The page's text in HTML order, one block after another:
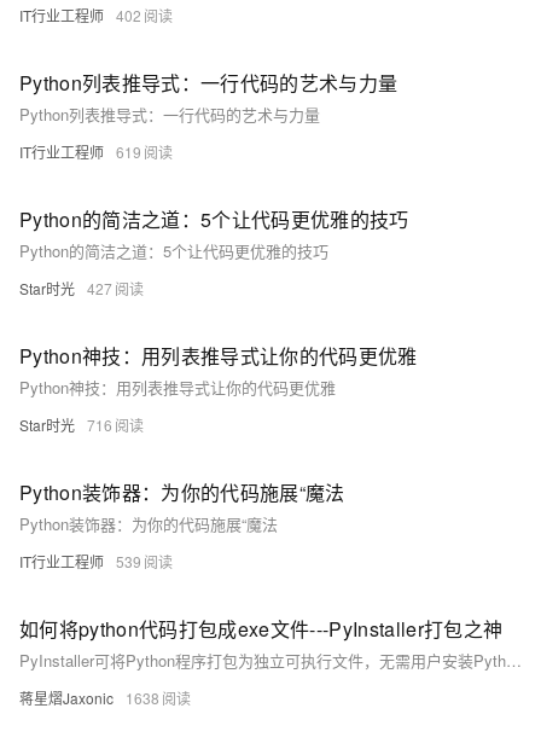
IT行业工程师 402
Python列表推导式：一行代码的艺术与力量
Python列表推导式：一行代码的艺术与力量
IT行业工程师 619
Python的简洁之道：5个让代码更优雅的技巧
Python的简洁之道：5个让代码更优雅的技巧
Star时光 427
Python神技：用列表推导式让你的代码更优雅
Python神技：用列表推导式让你的代码更优雅
Star时光 716
Python装饰器：为你的代码施展“魔法
Python装饰器：为你的代码施展“魔法
IT行业工程师 539
如何将python代码打包成exe文件---PyInstaller打包之神
PyInstaller可将Python程序打包为独立可执行文件，无需用户安装Python环境。它自动分析代码依赖，整合解释器、库及资源，支持一键生成exe，方便分发。使用pip安装后，通过简单命令即可完成打包，适合各类项目部署。
蒋星熠Jaxonic 1638